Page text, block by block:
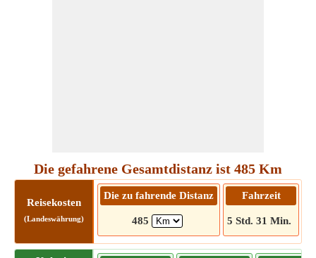
Die gefahrene Gesamtdistanz ist 485 Km
Reisekosten
(Landeswährung)
Die zu fahrende Distanz
485
Fahrzeit
5 Std. 31 Min.